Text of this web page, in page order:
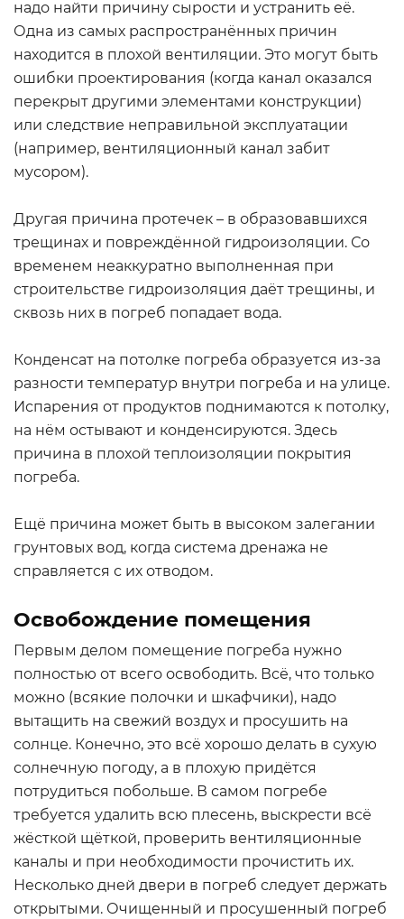
надо найти причину сырости и устранить её.
Одна из самых распространённых причин
находится в плохой вентиляции. Это могут быть
ошибки проектирования (когда канал оказался
перекрыт другими элементами конструкции)
или следствие неправильной эксплуатации
(например, вентиляционный канал забит
мусором).
Другая причина протечек – в образовавшихся
трещинах и повреждённой гидроизоляции. Со
временем неаккуратно выполненная при
строительстве гидроизоляция даёт трещины, и
сквозь них в погреб попадает вода.
Конденсат на потолке погреба образуется из-за
разности температур внутри погреба и на улице.
Испарения от продуктов поднимаются к потолку,
на нём остывают и конденсируются. Здесь
причина в плохой теплоизоляции покрытия
погреба.
Ещё причина может быть в высоком залегании
грунтовых вод, когда система дренажа не
справляется с их отводом.
Освобождение помещения
Первым делом помещение погреба нужно
полностью от всего освободить. Всё, что только
можно (всякие полочки и шкафчики), надо
вытащить на свежий воздух и просушить на
солнце. Конечно, это всё хорошо делать в сухую
солнечную погоду, а в плохую придётся
потрудиться побольше. В самом погребе
требуется удалить всю плесень, выскрести всё
жёсткой щёткой, проверить вентиляционные
каналы и при необходимости прочистить их.
Несколько дней двери в погреб следует держать
открытыми. Очищенный и просушенный погреб